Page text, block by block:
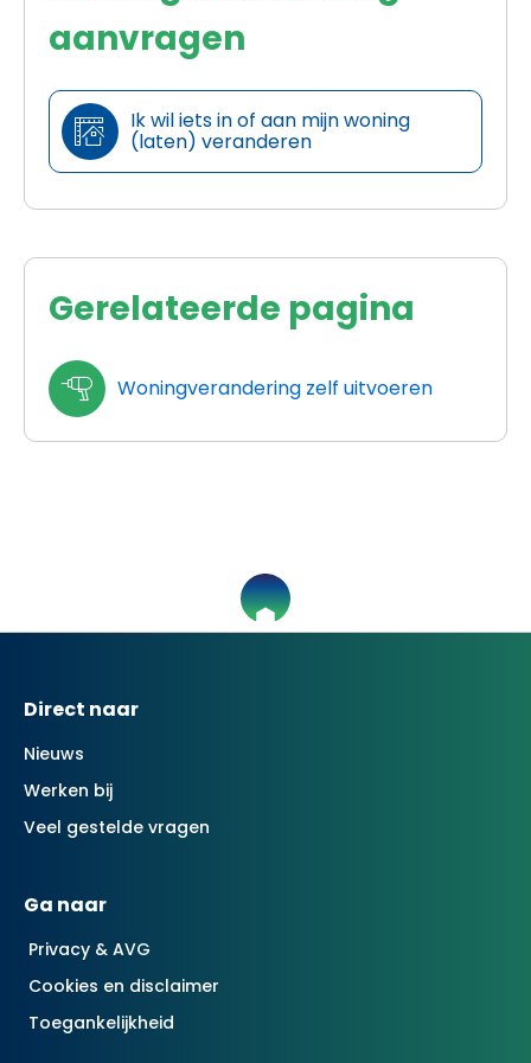
aanvragen
 Ik wil iets in of aan mijn woning
(laten) veranderen
Gerelateerde pagina
Woningverandering zelf uitvoeren
Contactinformatie
Direct naar
Nieuws
Werken bij
Veel gestelde vragen
Ga naar
Privacy & AVG
Cookies en disclaimer
Toegankelijkheid